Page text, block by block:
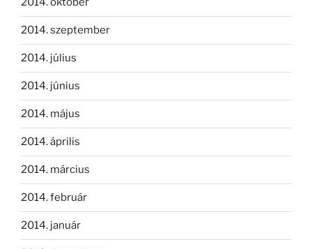
2014. szeptember
2014. július
2014. június
2014. május
2014. április
2014. március
2014. február
2014. január